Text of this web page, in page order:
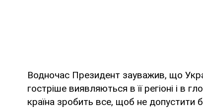
Водночас Президент зауважив, що
гостріше виявляються в її регіоні і в
країна зробить все, щоб не допустити